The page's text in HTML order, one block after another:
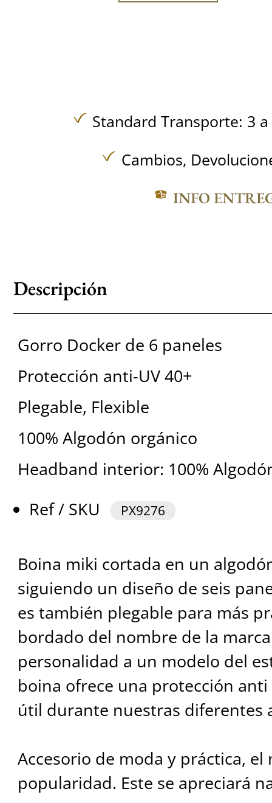
Standard Transporte: 3
Cambios,
INFO
Descripción
Gorro Docker de 6 paneles
Protección anti-UV 40+
Plegable, Flexible
100% Algodón orgánico
Headband interior: 100%
Ref / SKU
PX9276
Boina miki cortada en un
siguiendo un diseño de seis
es también plegable para más
bordado del nombre de la
personalidad a un modelo del
boina ofrece una protección
útil durante nuestras diferentes
Accesorio de moda y práctica, el
popularidad. Este se apreciará